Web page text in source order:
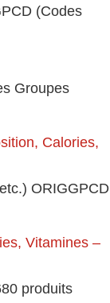
(Codes
Groupes
Calories,
ORIGGPCD
Vitamines –
produits